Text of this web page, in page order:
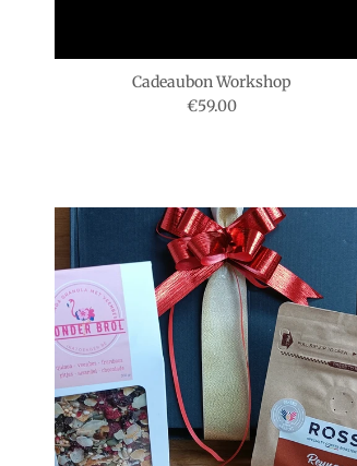
Cadeaubon Workshop
Reguliere prijs
€59.00